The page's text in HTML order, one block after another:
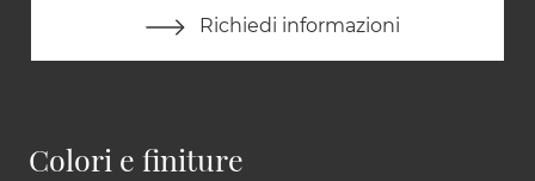
Richiedi informazioni
Colori e finiture